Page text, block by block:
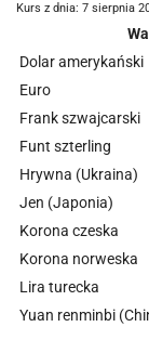
Kurs z dnia: 7 sierpnia
Dolar amerykański
Euro
Frank szwajcarski
Funt szterling
Hrywna (Ukraina)
Jen (Japonia)
Korona czeska
Korona norweska
Lira turecka
Yuan renminbi